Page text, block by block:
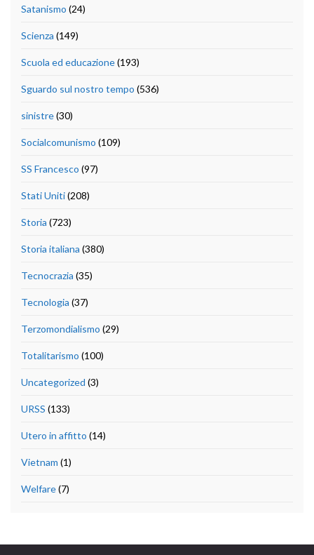
Satanismo (24)
Scienza (149)
Scuola ed educazione(193)
Sguardo sul nostro tempo (536)
sinistre(30)
Socialcomunismo (109)
SS Francesco (97)
Stati Uniti(208)
Storia (723)
Storia italiana (380)
Tecnocrazia (35)
Tecnologia (37)
Terzomondialismo (29)
Totalitarismo (100)
Uncategorized (3)
URSS (133)
Utero in affitto (14)
Vietnam (1)
Welfare(7)